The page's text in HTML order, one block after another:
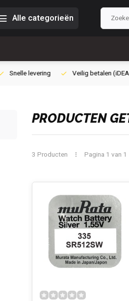
Alle categorieën
Snelle levering Veilig betalen (iDEAL
PRODUCTEN
3 Producten Pagina 1 van 1